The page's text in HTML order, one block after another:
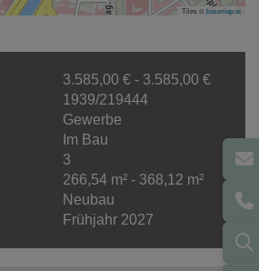
Tiles ©basemap.at
3.585,00 € - 3.585,00 €
1939/219444
Gewerbe
Im Bau
3
266,54 m² - 368,12 m²
Neubau
Frühjahr 2027